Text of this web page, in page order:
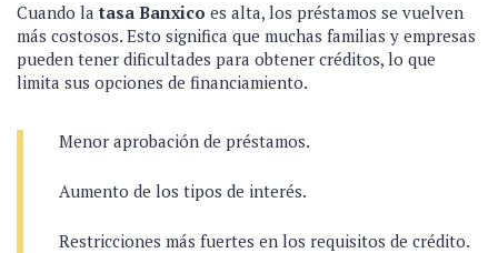
Cuando latasa Banxico es alta, los préstamos se vuelven
más costosos. Esto significa que muchas familias y empresas
pueden tener dificultades para obtener créditos, lo que
limita sus opciones de financiamiento.
Menor aprobación de préstamos.
Aumento de los tipos de interés.
Restricciones más fuertes en los requisitos de crédito.